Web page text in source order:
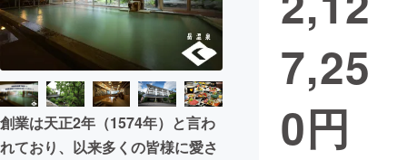
映像・映画
ビジネス・起業
まちづくり・地域活性化
創業は天正2年（1574年）と言わ
れており、以来多くの皆様に愛さ
7,25
0円